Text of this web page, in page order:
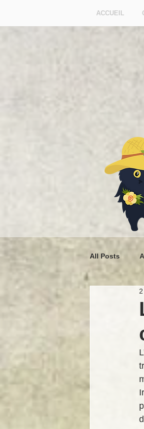
ACCUEIL
All Posts
L’art en